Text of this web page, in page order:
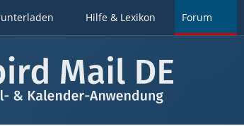
Hilfe & Lexikon Forum